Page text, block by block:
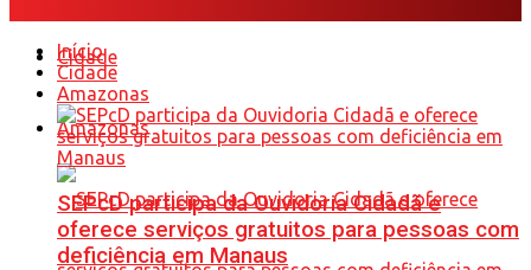
Cidade
Amazonas
Início
Cidade
Amazonas
SEPcD participa da Ouvidoria Cidadã e
oferece serviços gratuitos para pessoas com
deficiência em Manaus